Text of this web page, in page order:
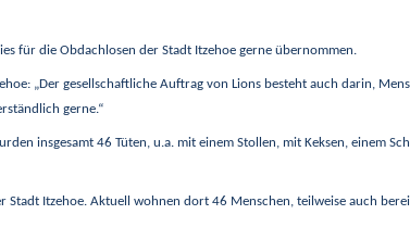
für die Obdachlosen der Stadt Itzehoe gerne übernommen.
„Der gesellschaftliche Auftrag von Lions besteht auch darin,
gerne.“
insgesamt 46 Tüten, u.a. mit einem Stollen, mit Keksen, einem
Stadt Itzehoe. Aktuell wohnen dort 46 Menschen, teilweise auch